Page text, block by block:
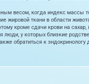
весом, когда индекс массы
жировой ткани в области
кроме сдачи крови на
у которых близкие
обратиться к